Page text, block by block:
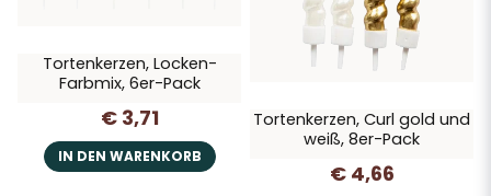
Tortenkerzen, Locken-
Farbmix, 6er-Pack
€ 3,71
IN DEN WARENKORB
Tortenkerzen, Curl gold und
weiß, 8er-Pack
€ 4,66